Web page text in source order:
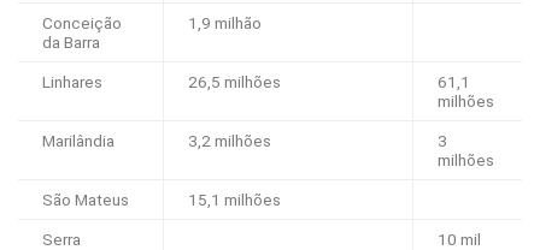
Conceição
da Barra
1,9 milhão
Linhares 26,5 milhões
61,1
milhões
Marilândia 3,2 milhões
3
milhões
São Mateus 15,1 milhões
Serra 10 mil